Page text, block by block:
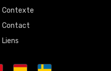
Contexte
Contact
Liens